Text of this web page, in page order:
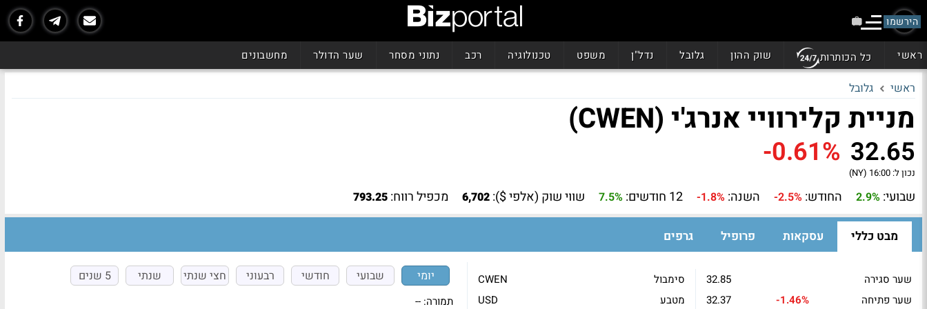
הירשמו
ראשי כל הכותרות שוק ההון גלובל נדל"ן משפט טכנולוגיה רכב נתוני מסחר שער הדולר מחשבונים
ראשי גלובל
מניית קלירוויי אנרג'י (CWEN)
32.65
-0.61%
נכון ל: 16:00 (NY)
שבועי: 2.9% החודש: -2.5% השנה: -1.8% 12 חודשים: 7.5% שווי שוק (אלפי $): 6,702 מכפיל רווח: 793.25
מבט כללי עסקאות פרופיל גרפים
שער סגירה
32.85
שער פתיחה
-1.46%
32.37
סימבול
CWEN
מטבע
USD
יומי שבועי חודשי רבעוני חצי שנתי שנתי 5 שנים
תמורה: --